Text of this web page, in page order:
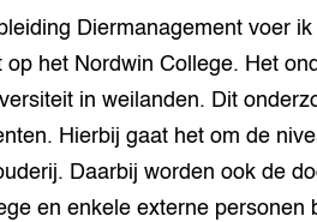
Diermanagement voer
op het Nordwin College. Het
in weilanden. Dit
Hierbij gaat het om de
Daarbij worden ook de
en enkele externe personen